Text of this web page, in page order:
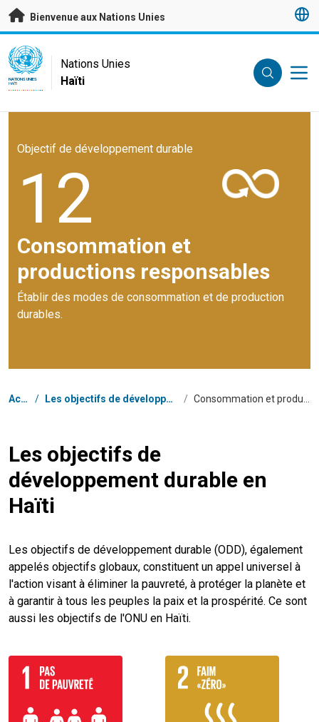
Passer au contenu principal
Bienvenue aux Nations Unies
UN Logo
NATIONS UNIES
HAÏTI
Nations Unies
Haïti
Objectif de développement durable
12
Consommation et
productions responsables
Établir des modes de consommation et de production
durables.
Fil d'Ariane
Accueil / Les objectifs de développement durable en Haïti /
Les objectifs de
développement durable en
Haïti
Les objectifs de développement durable (ODD), également
appelés objectifs globaux, constituent un appel universel à
l'action visant à éliminer la pauvreté, à protéger la planète et
à garantir à tous les peuples la paix et la prospérité. Ce sont
aussi les objectifs de l'ONU en Haïti.